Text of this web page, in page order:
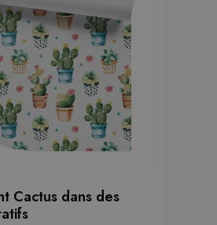
Cactus dans des